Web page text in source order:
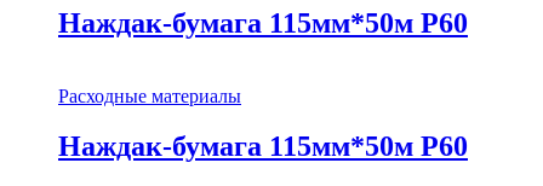
Наждак-бумага 115мм*50м P60
Расходные материалы
Наждак-бумага 115мм*50м P60